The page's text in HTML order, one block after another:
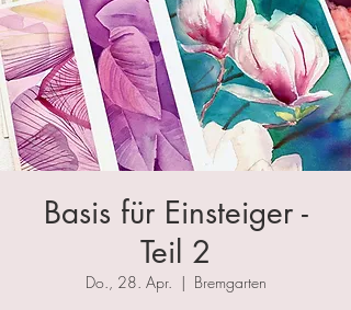
Basis für Einsteiger -
Teil 2
Do., 28. Apr.
  |
Bremgarten